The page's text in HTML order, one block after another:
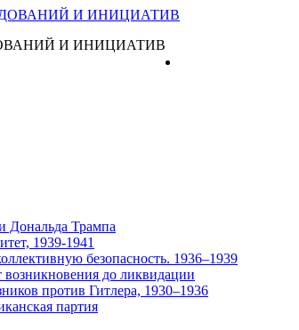
И ИНИЦИАТИВ
Дональда Трампа
1939-1941
безопасность. 1936–1939
до ликвидации
против Гитлера, 1930–1936
партия